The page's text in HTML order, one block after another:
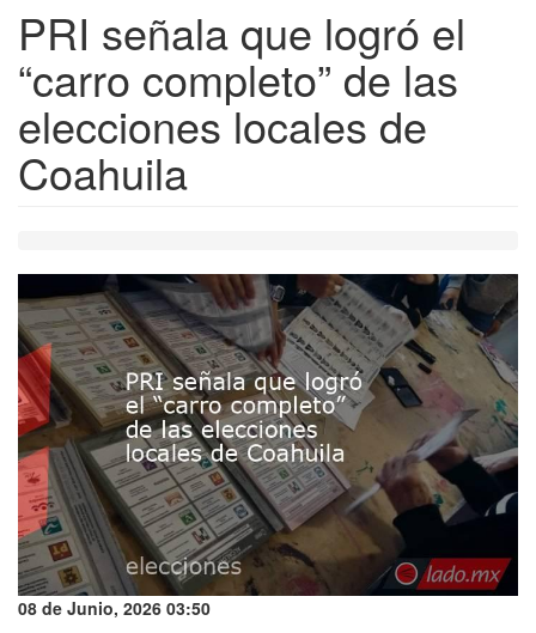
PRI señala que logró el
“carro completo” de las
elecciones locales de
Coahuila
08 de Junio, 2026 03:50